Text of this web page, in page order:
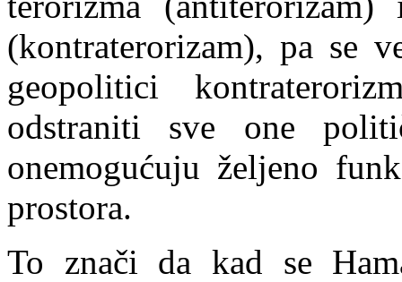
(kontraterorizam), pa se
geopolitici
odstraniti sve one
onemogućuju željeno
prostora.
To znači da kad se